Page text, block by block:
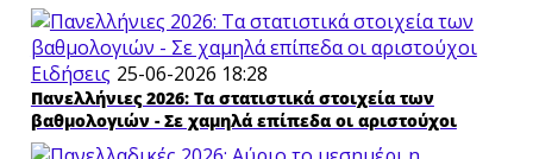
Ειδήσεις 25-06-2026 18:28
Πανελλήνιες 2026: Τα στατιστικά στοιχεία των
βαθμολογιών - Σε χαμηλά επίπεδα οι αριστούχοι